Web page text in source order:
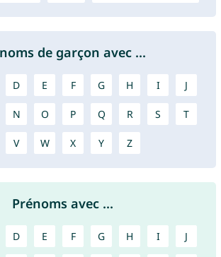
de garçon avec ...
D E F G H I J
N O P Q R S T
V W X Y Z
Prénoms avec ...
D E F G H I J